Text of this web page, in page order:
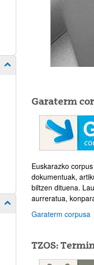
Erakutsi/izkutatu azpiorriak
Erakutsi/izkutatu azpiorriak
Garaterm
Euskarazko
dokumentuak,
biltzen dituena.
aurreratua,
Garaterm corpusa
TZOS: